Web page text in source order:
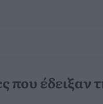
που έδειξαν